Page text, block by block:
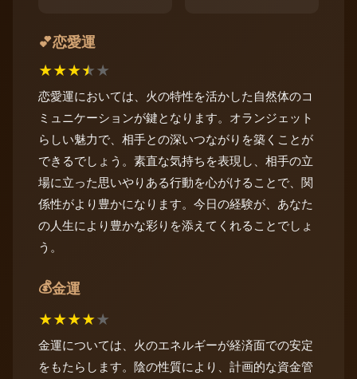
💕恋愛運
★★★★★
恋愛運においては、火の特性を活かした自然体のコ
ミュニケーションが鍵となります。オランジェット
らしい魅力で、相手との深いつながりを築くことが
できるでしょう。素直な気持ちを表現し、相手の立
場に立った思いやりある行動を心がけることで、関
係性がより豊かになります。今日の経験が、あなた
の人生により豊かな彩りを添えてくれることでしょ
う。
💰金運
★★★★★
金運については、火のエネルギーが経済面での安定
をもたらします。陰の性質により、計画的な資金管